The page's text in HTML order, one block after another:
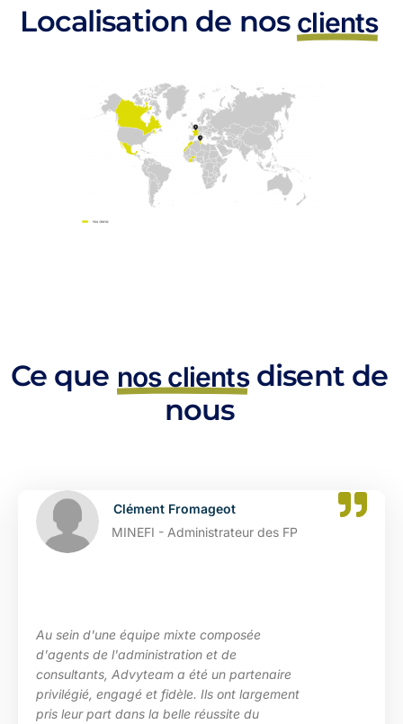
Localisation de nos clients
Ce que nos clientsdisent de
nous
Catherine Dupont
DGFIP - Administrateur des FP Adjoint
La maîtrise des sujets, la grande écoute sur
les besoins de ma structure, l’adaptation à
des situations diverses. Nous avons
particulièrement apprécié l’investissement
d’Advyteam lors de la conception et la mise